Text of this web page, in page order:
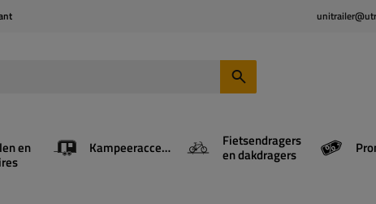
en Kampeeraccessoires Fietsendragers
en dakdragers